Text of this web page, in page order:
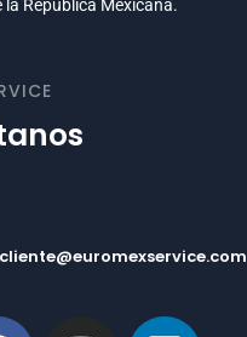
la República Mexicana.